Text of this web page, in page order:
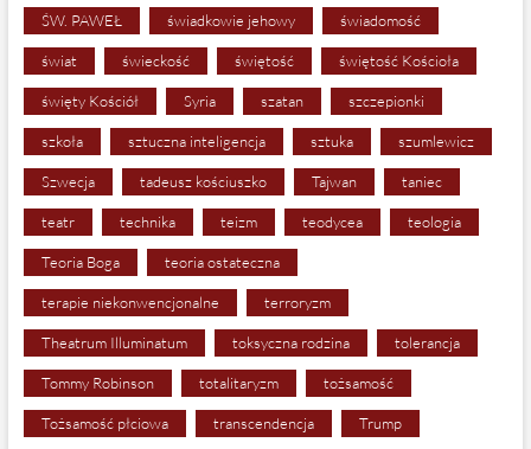
ŚW. PAWEŁ świadkowie jehowy świadomość
świat świeckość świętość świętość Kościoła
święty Kościół Syria szatan szczepionki
szkoła sztuczna inteligencja sztuka szumlewicz
Szwecja tadeusz kościuszko Tajwan taniec
teatr technika teizm teodycea teologia
Teoria Boga teoria ostateczna
terapie niekonwencjonalne terroryzm
Theatrum Illuminatum toksyczna rodzina tolerancja
Tommy Robinson totalitaryzm tożsamość
Tożsamość płciowa transcendencja Trump